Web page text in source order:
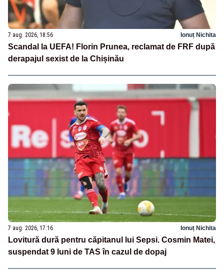
7 aug. 2026, 18:56 Ionuț Nichita
Scandal la UEFA! Florin Prunea, reclamat de FRF după
derapajul sexist de la Chișinău
7 aug. 2026, 17:16 Ionuț Nichita
Lovitură dură pentru căpitanul lui Sepsi. Cosmin Matei,
suspendat 9 luni de TAS în cazul de dopaj